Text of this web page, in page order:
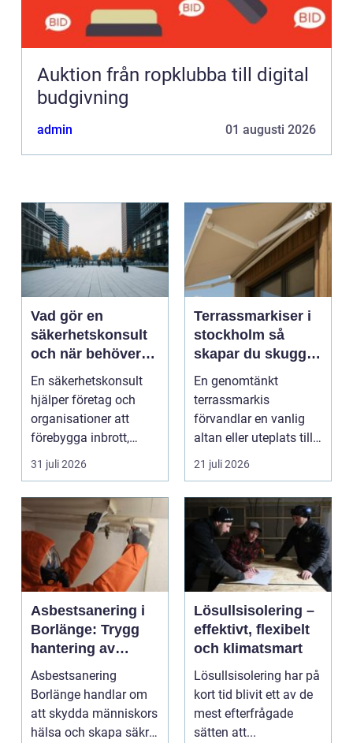
Auktion från ropklubba till digital
budgivning
admin 01 augusti 2026
Vad gör en
säkerhetskonsult
och när behöver
du en?
En säkerhetskonsult
hjälper företag och
organisationer att
förebygga inbrott,
sabotage och andra
ang...
31 juli 2026
Terrassmarkiser i
stockholm så
skapar du skugga,
stil och komfort på
uteplatsen
En genomtänkt
terrassmarkis
förvandlar en vanlig
altan eller uteplats till
ett extra rum under
somma...
21 juli 2026
Asbestsanering i
Borlänge: Trygg
hantering av
farliga fibrer
Asbestsanering
Borlänge handlar om
att skydda människors
hälsa och skapa säkra
Lösullsisolering –
effektivt, flexibelt
och klimatsmart
Lösullsisolering har på
kort tid blivit ett av de
mest efterfrågade
sätten att...